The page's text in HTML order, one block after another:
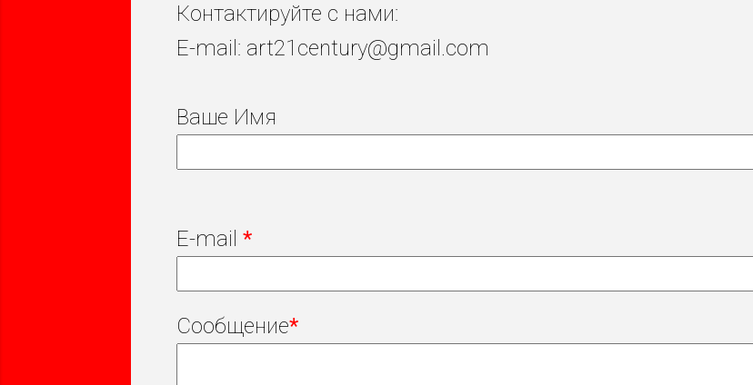
Контактируйте с нами:
E-mail: art21century@gmail.com
Ваше Имя
E-mail *
Сообщение*